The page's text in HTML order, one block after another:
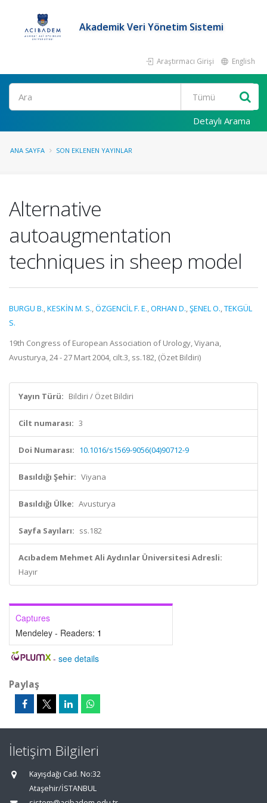
Akademik Veri Yönetim Sistemi
Araştırmacı Girişi English
Ara
Detaylı Arama
ANA SAYFA SON EKLENEN YAYINLAR
Alternative
autoaugmentation
techniques in sheep model
BURGU B.,KESKİN M. S.,ÖZGENCİL F. E.,ORHAN D.,ŞENEL O.,TEKGÜL
S.
19th Congress of European Association of Urology, Viyana,
Avusturya, 24 - 27 Mart 2004, cilt.3, ss.182, (Özet Bildiri)
Yayın Türü: Bildiri / Özet Bildiri
Cilt numarası: 3
Doi Numarası: 10.1016/s1569-9056(04)90712-9
Basıldığı Şehir: Viyana
Basıldığı Ülke: Avusturya
Sayfa Sayıları: ss.182
Acıbadem Mehmet Ali Aydınlar Üniversitesi Adresli:
Hayır
Captures
Mendeley - Readers: 1
- see details
Paylaş
İletişim Bilgileri
Kayışdağı Cad. No:32
Ataşehir/İSTANBUL